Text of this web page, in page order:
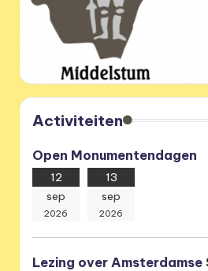
Activiteiten
Open Monumentendagen
12
sep
2026
13
sep
2026
Lezing over